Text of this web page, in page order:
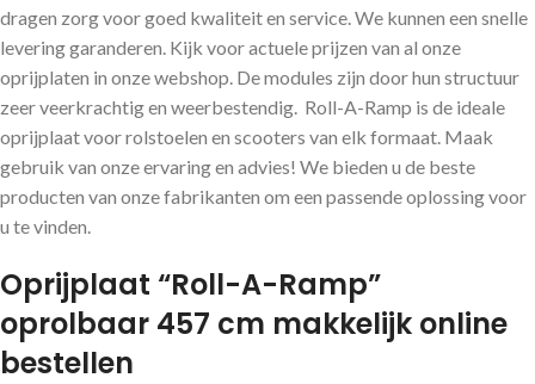
dragen zorg voor goed kwaliteit en service. We kunnen een snelle
levering garanderen. Kijk voor actuele prijzen van al onze
oprijplaten in onze webshop. De modules zijn door hun structuur
zeer veerkrachtig en weerbestendig. Roll-A-Ramp is de ideale
oprijplaat voor rolstoelen en scooters van elk formaat. Maak
gebruik van onze ervaring en advies! We bieden u de beste
producten van onze fabrikanten om een ​​passende oplossing voor
u te vinden.
Oprijplaat “Roll-A-Ramp”
oprolbaar 457 cm makkelijk online
bestellen